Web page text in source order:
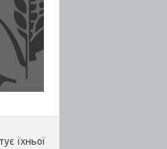
їхньої